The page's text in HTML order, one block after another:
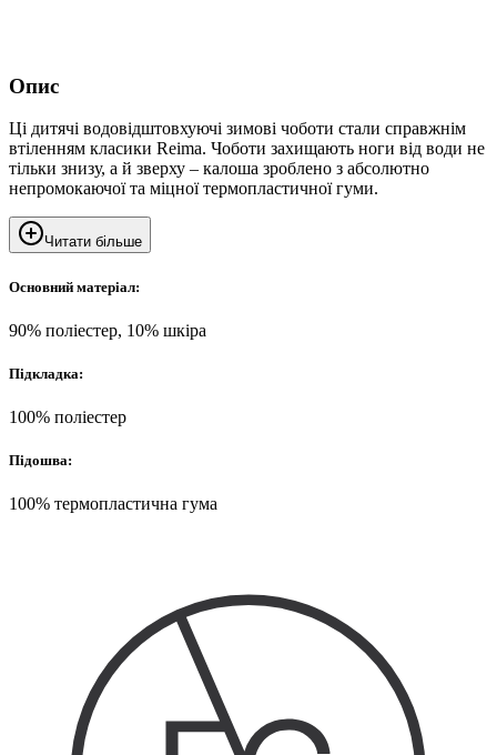
Опис
Ці дитячі водовідштовхуючі зимові чоботи стали справжнім
втіленням класики Reima. Чоботи захищають ноги від води не
тільки знизу, а й зверху – калоша зроблено з абсолютно
непромокаючої та міцної термопластичної гуми.
Читати більше
Основний матеріал:
90% поліестер, 10% шкіра
Підкладка:
100% поліестер
Підошва:
100% термопластична гума